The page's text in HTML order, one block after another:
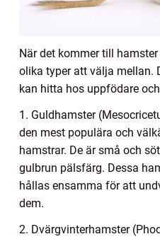
När det kommer till
olika typer att välja mellan.
kan hitta hos uppfödare
1. Guldhamster
den mest populära och
hamstrar. De är små och
gulbrun pälsfärg. Dessa
hållas ensamma för att
dem.
2. Dvärgvinterhamster